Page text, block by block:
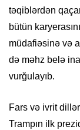
təqiblərdən
bütün
müdafiəsinə və
də məhz belə
vurğulayıb.
Fars və ivrit
Trampın ilk